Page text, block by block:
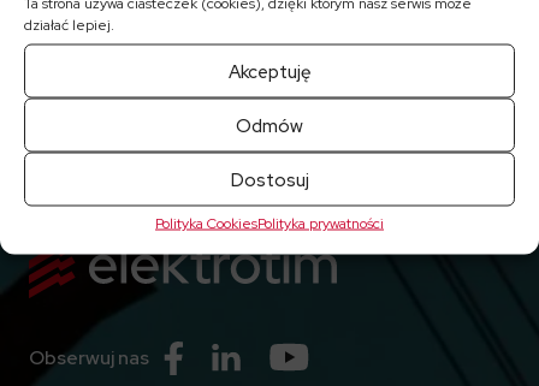
działać lepiej.
Akceptuję
Odmów
Dostosuj
Polityka CookiesPolityka prywatności
Notowania akcji
Raporty bieżące
Obserwuj nas Przejdź do Facebook
Przejdź do Linkedin